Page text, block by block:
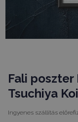
Fali poszter
Tsuchiya
Ingyenes szállítás